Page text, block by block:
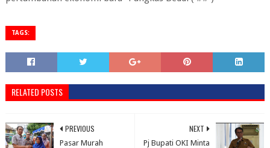
TAGS:
RELATED POSTS
NEXT
Pj Bupati OKI Minta
PREVIOUS
Pasar Murah